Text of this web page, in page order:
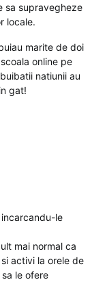
sa supravegheze
locale.
marite de doi
online pe
natiunii au
gat!
le
mai normal ca
activi la orele de
le ofere